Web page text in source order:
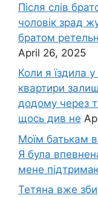
Після слів
чоловік зpад
братом
April 26, 2025
Коли я їздила у
квартири
додому через
щось див не
Моїм батькам
Я була
мене
Тетяна вже